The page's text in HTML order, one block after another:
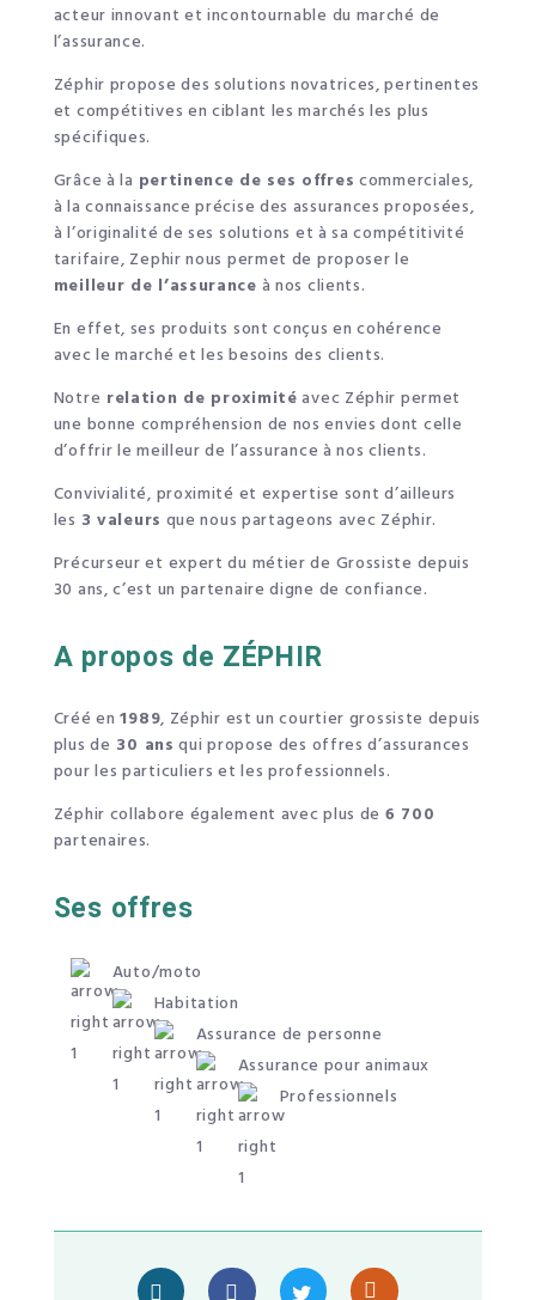
acteur innovant et incontournable du marché de
l’assurance.
Zéphir propose des solutions novatrices, pertinentes
et compétitives en ciblant les marchés les plus
spécifiques.
Grâce à la pertinence de ses offres commerciales,
à la connaissance précise des assurances proposées,
à l’originalité de ses solutions et à sa compétitivité
tarifaire, Zephir nous permet de proposer le
meilleur de l’assurance à nos clients.
En effet, ses produits sont conçus en cohérence
avec le marché et les besoins des clients.
Notre relation de proximitéavec Zéphir permet
une bonne compréhension de nos envies dont celle
d’offrir le meilleur de l’assurance à nos clients.
Convivialité, proximité et expertise sont d’ailleurs
les 3 valeurs que nous partageons avec Zéphir.
Précurseur et expert du métier de Grossiste depuis
30 ans, c’est un partenaire digne de confiance.
A propos de ZÉPHIR
Créé en1989, Zéphir est un courtier grossiste depuis
plus de 30 ans qui propose des offres d’assurances
pour les particuliers et les professionnels.
Zéphir collabore également avec plus de 6 700
partenaires.
Ses offres
Auto/moto
Habitation
Assurance de personne
Assurance pour animaux
Professionnels